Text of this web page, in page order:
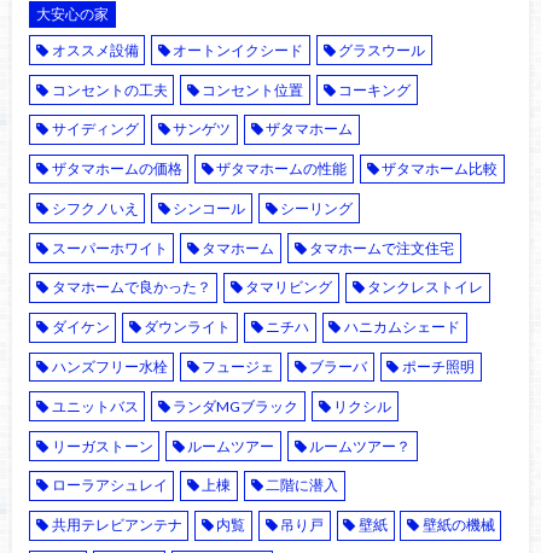
大安心の家
オススメ設備
オートンイクシード グラスウール
コンセントの工夫 コンセント位置 コーキング
サイディング サンゲツ ザタマホーム
ザタマホームの価格 ザタマホームの性能 ザタマホーム比較
シフクノいえ シンコール シーリング
スーパーホワイト タマホーム タマホームで注文住宅
タマホームで良かった？ タマリビング タンクレストイレ
ダイケン ダウンライト ニチハ ハニカムシェード
ハンズフリー水栓 フュージェ ブラーバ ポーチ照明
ユニットバス ランダMGブラック リクシル
リーガストーン ルームツアー ルームツアー？
ローラアシュレイ 上棟 二階に潜入
共用テレビアンテナ 内覧 吊り戸 壁紙 壁紙の機械